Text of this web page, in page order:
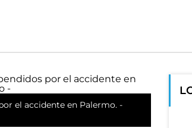
el accidente en Palermo. -